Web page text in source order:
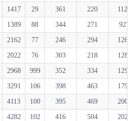
1417 29 361 220 1121
1389 88 344 271 927
2162 77 246 294 1263
2022 76 303 218 1281
2968 999 352 334 1290
3291 106 398 463 1795
4113 100 395 469 2002
4282 102 416 504 2023